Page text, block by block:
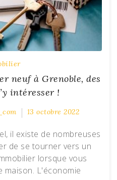
neuf à Grenoble, des
intéresser !
13 octobre 2022
il existe de nombreuses
de se tourner vers un
lorsque vous
maison. L'économie